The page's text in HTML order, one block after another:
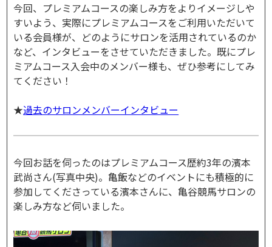
今回、プレミアムコースの楽しみ方をよりイメージしや
すいよう、実際にプレミアムコースをご利用いただいて
いる会員様が、どのようにサロンを活用されているのか
など、インタビューをさせていただきました。既にプレ
ミアムコース入会中のメンバー様も、ぜひ参考にしてみ
てください！
★過去のサロンメンバーインタビュー
今回お話を伺ったのはプレミアムコース歴約3年の濱本
武尚さん(写真中央)。亀飯などのイベントにも積極的に
参加してくださっている濱本さんに、亀谷競馬サロンの
楽しみ方など伺いました。